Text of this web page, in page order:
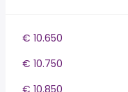
€ 10.650
€ 10.750
€ 10.850